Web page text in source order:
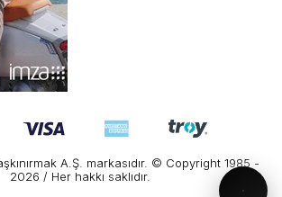
A.Ş. markasıdır. © Copyright 1985 -
2026 / Her hakkı saklıdır.